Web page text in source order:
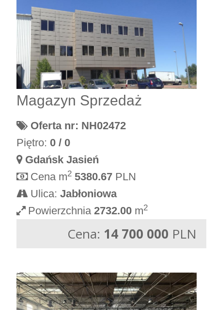
Magazyn Sprzedaż
Oferta nr: NH02472
Piętro: 0 / 0
Gdańsk Jasień
Cena m2 5380.67 PLN
Ulica:Jabłoniowa
Powierzchnia2732.00 m2
Cena: 14 700 000 PLN